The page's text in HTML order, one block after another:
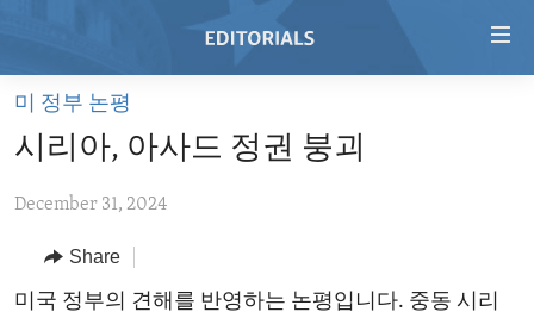
Skip
main
Skip
Navigation
HOME
VIDEO
RADIO
REGIONS
AFRICA
TOPICS
미 정부 논평
시리아, 아사드 정권 붕괴
December 31, 2024
Share
미국 정부의 견해를 반영하는 논평입니다. 중동 시리